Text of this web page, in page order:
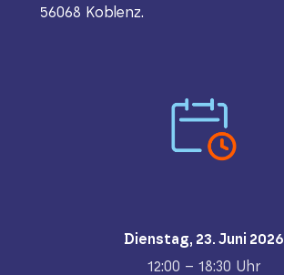
56068 Koblenz.
Dienstag, 23. Juni 2026
12:00 – 18:30 Uhr